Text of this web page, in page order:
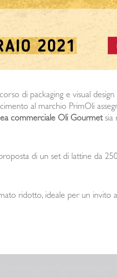
di packaging e visual design
al marchio PrimOli
commerciale Oli Gourmetsia
di un set di lattine da
ridotto, ideale per un invito